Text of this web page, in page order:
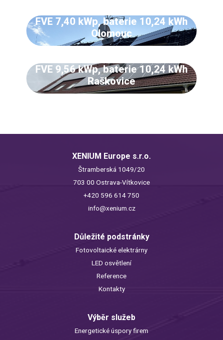
FVE 7,40 kWp, baterie 10,24 kWh
Olomouc
FVE 9,56 kWp, baterie 10,24 kWh
Raškovice
XENIUM Europe s.r.o.
Štramberská 1049/20
703 00 Ostrava-Vítkovice
+420 596 614 750
info@xenium.cz
Důležité podstránky
Fotovoltaické elektrárny
LED osvětlení
Reference
Kontakty
Výběr služeb
Energetické úspory firem